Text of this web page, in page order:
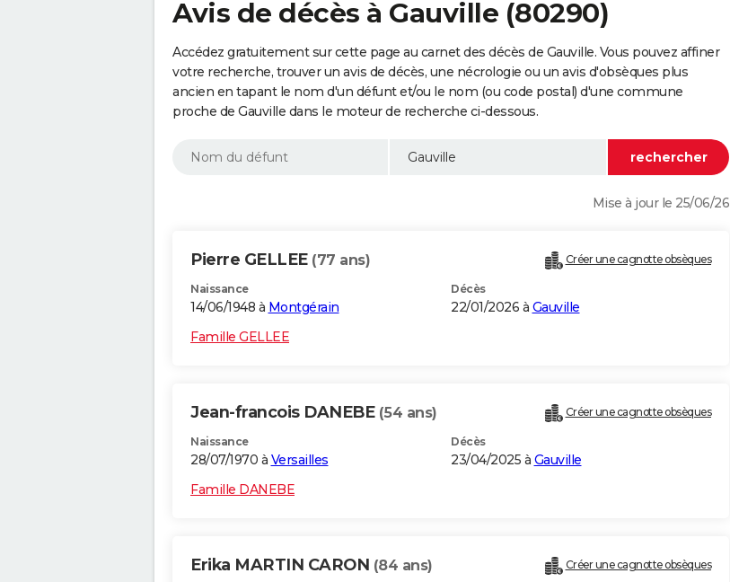
Avis de décès à Gauville (80290)
Accédez gratuitement sur cette page au carnet des décès de Gauville. Vous pouvez affiner
votre recherche, trouver un avis de décès, une nécrologie ou un avis d'obsèques plus
ancien en tapant le nom d'un défunt et/ou le nom (ou code postal) d'une commune
proche de Gauville dans le moteur de recherche ci-dessous.
Mise à jour le 25/06/26
Pierre GELLEE (77 ans) Créer une cagnotte obsèques
Naissance
14/06/1948 à Montgérain
Décès
22/01/2026 à Gauville
Famille GELLEE
Jean-francois DANEBE (54 ans) Créer une cagnotte obsèques
Naissance
28/07/1970 à Versailles
Décès
23/04/2025 à Gauville
Famille DANEBE
Erika MARTIN CARON (84 ans) Créer une cagnotte obsèques